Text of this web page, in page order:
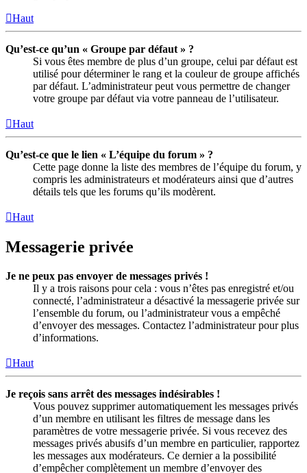
Haut
Qu’est-ce qu’un « Groupe par défaut » ?
Si vous êtes membre de plus d’un groupe, celui par défaut est
utilisé pour déterminer le rang et la couleur de groupe affichés
par défaut. L’administrateur peut vous permettre de changer
votre groupe par défaut via votre panneau de l’utilisateur.
Haut
Qu’est-ce que le lien « L’équipe du forum » ?
Cette page donne la liste des membres de l’équipe du forum, y
compris les administrateurs et modérateurs ainsi que d’autres
détails tels que les forums qu’ils modèrent.
Haut
Messagerie privée
Je ne peux pas envoyer de messages privés !
Il y a trois raisons pour cela : vous n’êtes pas enregistré et/ou
connecté, l’administrateur a désactivé la messagerie privée sur
l’ensemble du forum, ou l’administrateur vous a empêché
d’envoyer des messages. Contactez l’administrateur pour plus
d’informations.
Haut
Je reçois sans arrêt des messages indésirables !
Vous pouvez supprimer automatiquement les messages privés
d’un membre en utilisant les filtres de message dans les
paramètres de votre messagerie privée. Si vous recevez des
messages privés abusifs d’un membre en particulier, rapportez
les messages aux modérateurs. Ce dernier a la possibilité
d’empêcher complètement un membre d’envoyer des